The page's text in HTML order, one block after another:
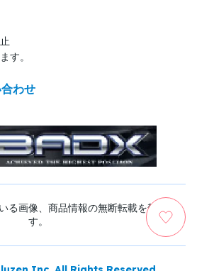
す。
わせ
る画像、商品情報の無断転載を禁じま
す。